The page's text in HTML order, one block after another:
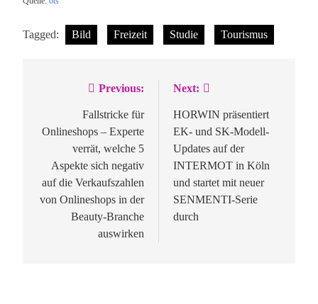
Tagged: Bild Freizeit Studie Tourismus
Beitragsnavigation
Previous:
Fallstricke für
Onlineshops – Experte
verrät, welche 5
Aspekte sich negativ
auf die Verkaufszahlen
von Onlineshops in der
Beauty-Branche
auswirken
Next:
HORWIN präsentiert
EK- und SK-Modell-
Updates auf der
INTERMOT in Köln
und startet mit neuer
SENMENTI-Serie
durch